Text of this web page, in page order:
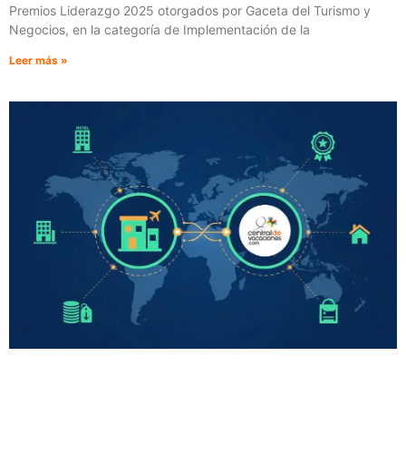
Premios Liderazgo 2025 otorgados por Gaceta del Turismo y
Negocios, en la categoría de Implementación de la
Leer más »